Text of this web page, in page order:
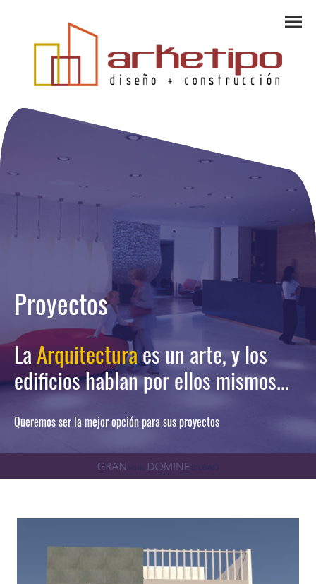
Proyectos
LaArquitecturaes un arte, y los
edificios hablan por ellos mismos...
Queremos ser la mejor opción para sus proyectos